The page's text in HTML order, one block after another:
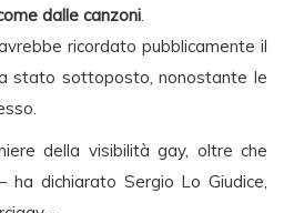
dalle canzoni.
ricordato pubblicamente il
stato sottoposto, nonostante le
della visibilità gay, oltre che
ha dichiarato Sergio Lo Giudice,